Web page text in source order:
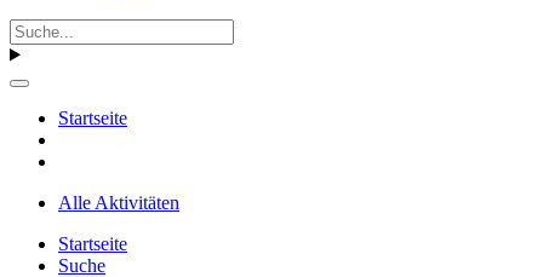
Startseite
Alle Aktivitäten
Startseite
Suche